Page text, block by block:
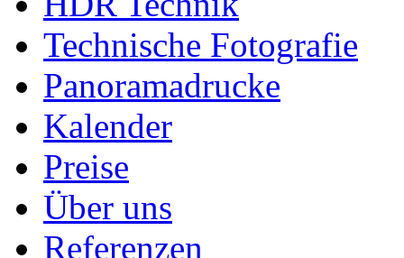
Technische Fotografie
Panoramadrucke
Kalender
Preise
Über uns
Referenzen